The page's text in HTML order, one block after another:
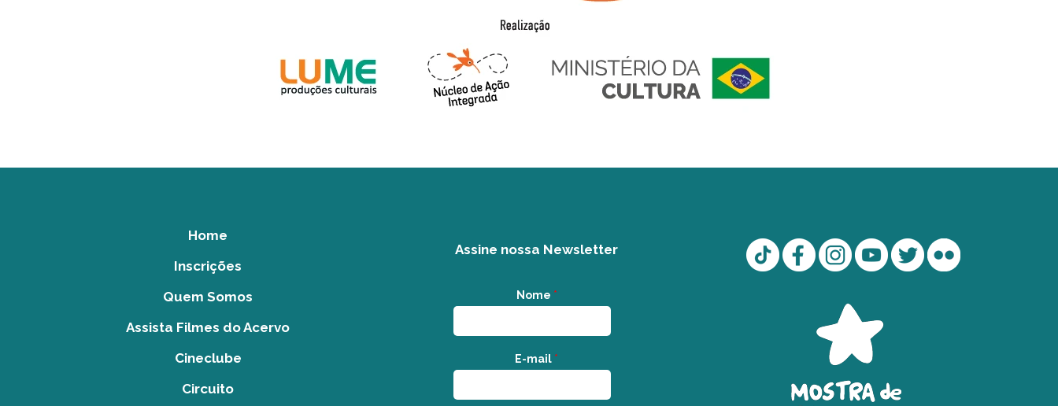
Home
Inscrições
Quem Somos
Assista Filmes do Acervo
Cineclube
Circuito
Assine nossa Newsletter
Nome *
E-mail *